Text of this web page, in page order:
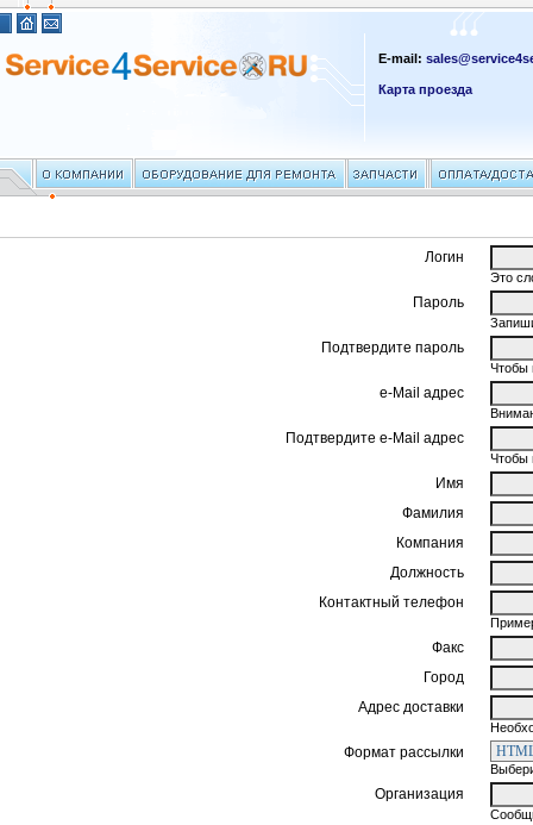
E-mail:
Карта проезда
Логин
Это
Пароль
Подтвердите пароль
Чтобы
e-Mail адрес
Подтвердите e-Mail адрес
Чтобы
Имя
Фамилия
Компания
Должность
Контактный телефон
Факс
Город
Адрес доставки
Формат рассылки
Организация